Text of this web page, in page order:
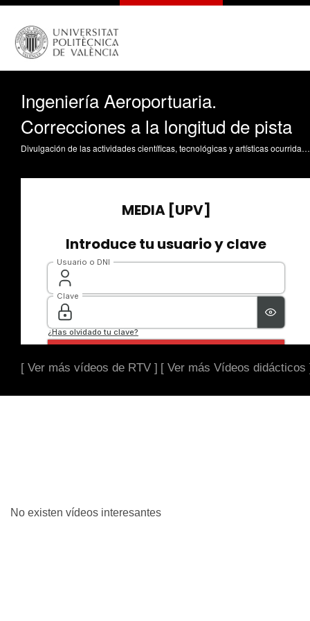
Ingeniería Aeroportuaria.
Correcciones a la longitud de pista
Divulgación de las actividades científicas, tecnológicas y artísticas ocurridas en los tres campus de la UPV
[ Ver más vídeos de RTV ] [ Ver más Vídeos didácticos
No existen vídeos interesantes